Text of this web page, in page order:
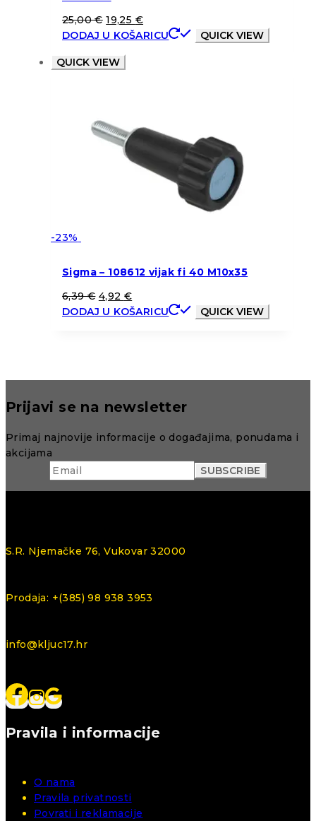
25,00€ 19,25 €
DODAJ U KOŠARICU
QUICK VIEW
QUICK VIEW
-23%
Sigma – 108612 vijak fi 40 M10x35
6,39€ 4,92 €
DODAJ U KOŠARICU
QUICK VIEW
Prijavi se na newsletter
Primaj najnovije informacije o događajima, ponudama i
akcijama
S.R. Njemačke 76, Vukovar 32000
Prodaja: +(385) 98 938 3953
info@kljuc17.hr
Pravila i informacije
O nama
Pravila privatnosti
Povrati i reklamacije